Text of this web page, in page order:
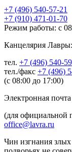
+7 (496) 540-57-21
+7 (910) 471-01-70
Режим работы: с
Канцелярия Лавры:
тел. +7 (496) 540-
тел./факс +7 (496)
(с 08:00 до 17:00)
Электронная
(для официальной
office@lavra.ru
Чин изгнания